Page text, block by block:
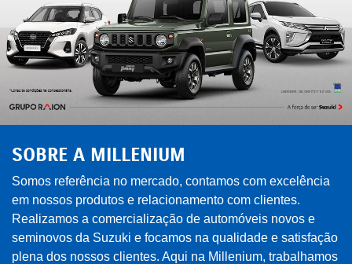
SOBRE A MILLENIUM
Somos referência no mercado, contamos com excelência
em nossos produtos e relacionamento com clientes.
Realizamos a comercialização de automóveis novos e
seminovos da Suzuki e focamos na qualidade e satisfação
plena dos nossos clientes. Aqui na Millenium, trabalhamos